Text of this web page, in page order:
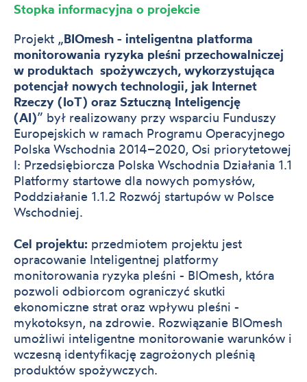
Stopka informacyjna o projekcie
Projekt „BIOmesh - inteligentna platforma
monitorowania ryzyka pleśni przechowalniczej
w produktach spożywczych, wykorzystująca
potencjał nowych technologii, jak Internet
Rzeczy (IoT) oraz Sztuczną Inteligencję
(AI)” był realizowany przy wsparciu Funduszy
Europejskich w ramach Programu Operacyjnego
Polska Wschodnia 2014–2020, Osi priorytetowej
I: Przedsiębiorcza Polska Wschodnia Działania 1.1
Platformy startowe dla nowych pomysłów,
Poddziałanie 1.1.2 Rozwój startupów w Polsce
Wschodniej.
Cel projektu: przedmiotem projektu jest
opracowanie Inteligentnej platformy
monitorowania ryzyka pleśni - BIOmesh, która
pozwoli odbiorcom ograniczyć skutki
ekonomiczne strat oraz wpływu pleśni -
mykotoksyn, na zdrowie. Rozwiązanie BIOmesh
umożliwi inteligentne monitorowanie warunków i
wczesną identyfikację zagrożonych pleśnią
produktów spożywczych.